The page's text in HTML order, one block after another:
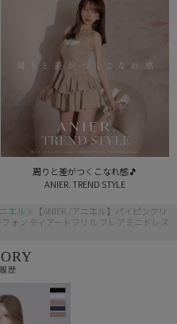
周りと差がつくこなれ感🎵
ANIER. TREND STYLE
エル
【ANIER./アニエル】パイピングリ
ォン ティアードフリル フレアミニドレス
歴